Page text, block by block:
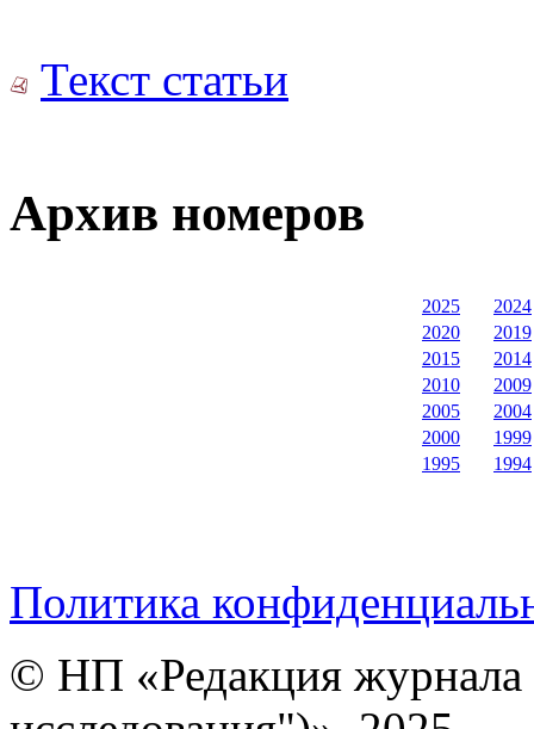
Текст статьи
Архив номеров
2025
2024
2020
2019
2015
2014
2010
2009
2005
2004
2000
1999
1995
1994
Политика
© НП «Редакция